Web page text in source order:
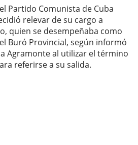
Partido Comunista de Cuba
relevar de su cargo a
quien se desempeñaba como
Buró Provincial, según informó
Agramonte al utilizar el término
referirse a su salida.